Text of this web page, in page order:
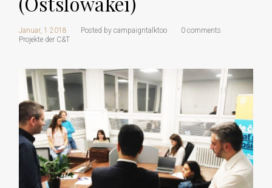
Januar, 1 2018 Posted bycampaigntalktoo
0 comments
Projekte der C&T